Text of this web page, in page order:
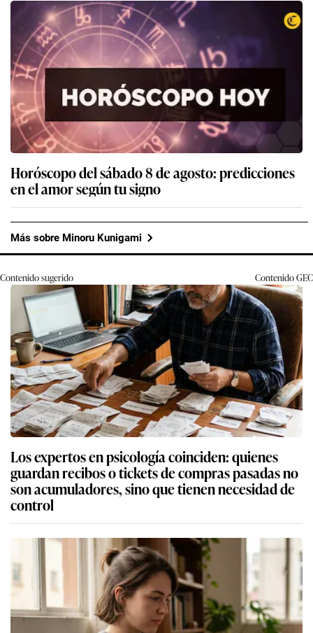
Horóscopo del sábado 8 de agosto: predicciones
en el amor según tu signo
Más sobre Minoru Kunigami
Contenido sugerido ContenidoGEC
Los expertos en psicología coinciden: quienes
guardan recibos o tickets de compras pasadas no
son acumuladores, sino que tienen necesidad de
control